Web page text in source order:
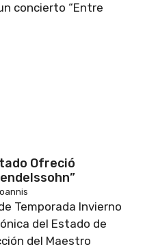
concierto “Entre
Ofreció
Temporada Invierno
del Estado de
del Maestro